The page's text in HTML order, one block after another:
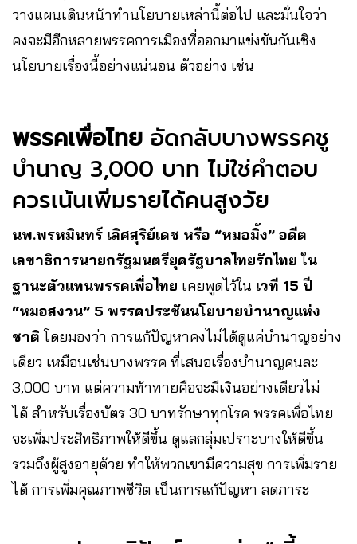
วางแผนเดินหน้าทำนโยบายเหล่านี้ต่อไป และมั่นใจว่า
คงจะมีอีกหลายพรรคการเมืองที่ออกมาแข่งขันกันเชิง
นโยบายเรื่องนี้อย่างแน่นอน ตัวอย่าง เช่น
พรรคเพื่อไทย อัดกลับบางพรรคชู
บำนาญ 3,000 บาท ไม่ใช่คำตอบ
ควรเน้นเพิ่มรายได้คนสูงวัย
นพ.พรหมินทร์ เลิศสุริย์เดช หรือ “หมอมิ้ง” อดีต
เลขาธิการนายกรัฐมนตรียุครัฐบาลไทยรักไทย ใน
ฐานะตัวแทนพรรคเพื่อไทย เคยพูดไว้ใน เวที 15 ปี
“หมอสงวน” 5 พรรคประชันนโยบายบำนาญแห่ง
ชาติโดยมองว่า การแก้ปัญหาคงไม่ได้ดูแค่บำนาญอย่าง
เดียว เหมือนเช่นบางพรรค ที่เสนอเรื่องบำนาญคนละ
3,000 บาท แต่ความท้าทายคือจะมีเงินอย่างเดียวไม่
ได้ สำหรับเรื่องบัตร 30 บาทรักษาทุกโรค พรรคเพื่อไทย
จะเพิ่มประสิทธิภาพให้ดีขึ้น ดูแลกลุ่มเปราะบางให้ดีขึ้น
รวมถึงผู้สูงอายุด้วย ทำให้พวกเขามีความสุข การเพิ่มราย
ได้ การเพิ่มคุณภาพชีวิต เป็นการแก้ปัญหา ลดภาระ